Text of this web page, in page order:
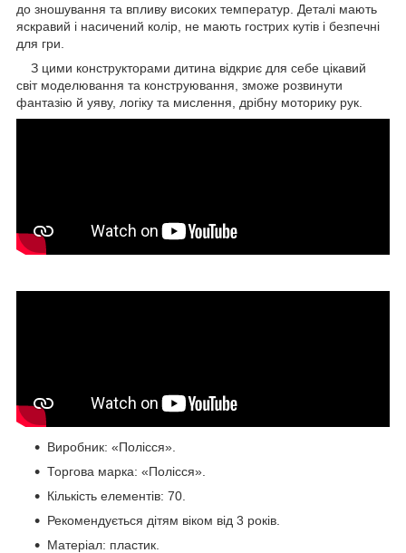
до зношування та впливу високих температур. Деталі мають
яскравий і насичений колір, не мають гострих кутів і безпечні
для гри.
З цими конструкторами дитина відкриє для себе цікавий
світ моделювання та конструювання, зможе розвинути
фантазію й уяву, логіку та мислення, дрібну моторику рук.
Виробник: «Полісся».
Торгова марка: «Полісся».
Кількість елементів: 70.
Рекомендується дітям віком від 3 років.
Матеріал: пластик.